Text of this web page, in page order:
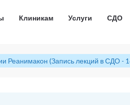
Клиникам Услуги СДО
Реанимакон (Запись лекций в СДО -